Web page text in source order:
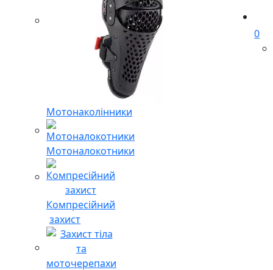
Мотонаколінники
Мотоналокотники
Компресійний
захист
0